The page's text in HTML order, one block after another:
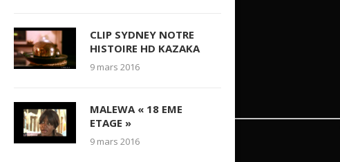
CLIP SYDNEY NOTRE
HISTOIRE HD KAZAKA
9 mars 2016
MALEWA « 18 EME
ETAGE »
9 mars 2016